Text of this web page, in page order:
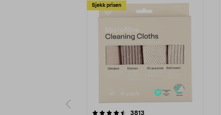
Sjekk prisen
3813
4.5av 5 stjerner